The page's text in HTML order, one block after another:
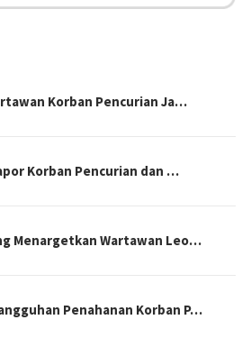
Korban Pencurian Ja…
Korban Pencurian dan …
Menargetkan Wartawan Leo…
Penahanan Korban P…